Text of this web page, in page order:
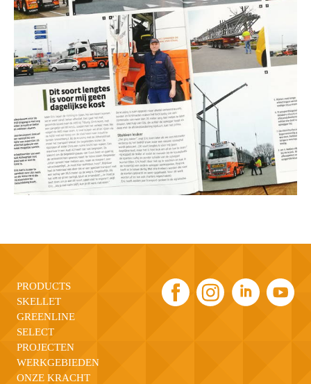
PRODUCTS
SKELLET
GREENLINE
SELECT
PROJECTEN
WERKGEBIEDEN
ONZE KRACHT